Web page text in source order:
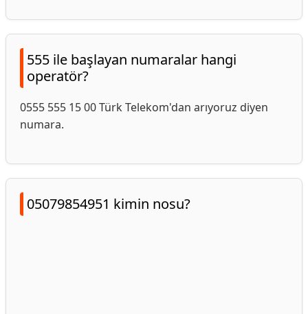
555 ile başlayan numaralar hangi
operatör?
0555 555 15 00 Türk Telekom'dan arıyoruz diyen
numara.
05079854951 kimin nosu?